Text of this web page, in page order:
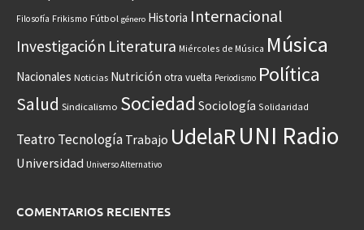
Filosofía Frikismo Fútbol género Historia Internacional
Investigación Literatura Miércoles de Música Música
Nacionales Noticias Nutrición otra vuelta Periodismo Política
Salud Sindicalismo Sociedad Sociología Solidaridad
Teatro Tecnología Trabajo UdelaRUNI Radio
Universidad Universo Alternativo
COMENTARIOS RECIENTES